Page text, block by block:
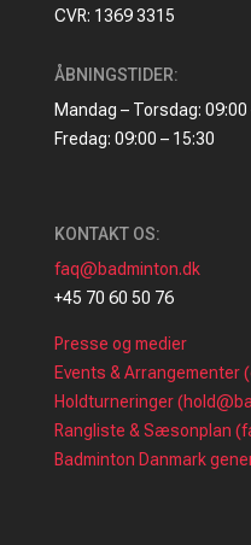
CVR: 1369 3315
ÅBNINGSTIDER:
Mandag – Torsdag: 09:00
Fredag: 09:00 – 15:30
KONTAKT OS:
faq@badminton.dk
+45 70 60 50 76
Presse og medier
Events & Arrangementer
Holdturneringer
Rangliste & Sæsonplan
Badminton Danmark